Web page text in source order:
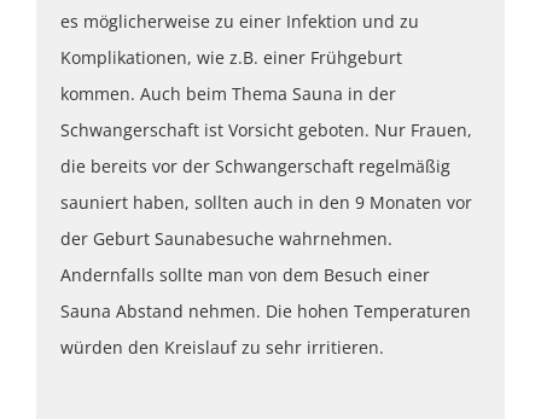
es möglicherweise zu einer Infektion und zu
Komplikationen, wie z.B. einer Frühgeburt
kommen. Auch beim Thema Sauna in der
Schwangerschaft ist Vorsicht geboten. Nur Frauen,
die bereits vor der Schwangerschaft regelmäßig
sauniert haben, sollten auch in den 9 Monaten vor
der Geburt Saunabesuche wahrnehmen.
Andernfalls sollte man von dem Besuch einer
Sauna Abstand nehmen. Die hohen Temperaturen
würden den Kreislauf zu sehr irritieren.